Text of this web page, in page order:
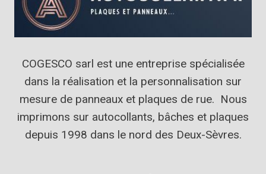
COGESCO sarl est une entreprise spécialisée
dans la réalisation et la personnalisation sur
mesure de panneaux et plaques de rue. Nous
imprimons sur autocollants, bâches et plaques
depuis 1998 dans le nord des Deux-Sèvres.